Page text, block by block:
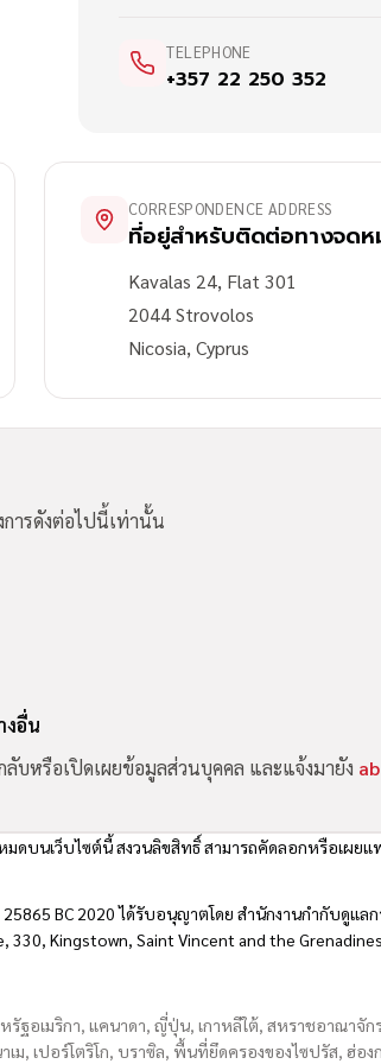
TELEPHONE
+357 22 250 352
CORRESPONDENCE ADDRESS
ที่อยู่สำหรับติดต่อทางจดห
Kavalas 24, Flat 301
2044 Strovolos
Nicosia, Cyprus
ารดังต่อไปนี้เท่านั้น
งอื่น
บหรือเปิดเผยข้อมูลส่วนบุคคล และแจ้งมายัง
มดบนเว็บไซต์นี้ สงวนลิขสิทธิ์ สามารถคัดลอกหรือเผ
BC 2020 ได้รับอนุญาตโดย สำนักงานกำกับดูแล
330, Kingstown, Saint Vincent and the
อเมริกา, แคนาดา, ญี่ปุ่น, เกาหลีใต้, สหราชอาณาจั
ม, เปอร์โตริโก, บราซิล, พื้นที่ยึดครองของไซปรัส, ฮ่อ